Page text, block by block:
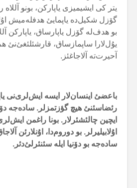
یتر کی ایشیمیزی یاپارکن، بونو
گۆزل شکیل‌دە یاپمایئ هدفلەمیش
بو هدف‌لە گۆزل یاپارساق، یاپارکن
یۇل‌لارا ساپمازساق، قارشئلئغئ‌نئ
آحیرت‌تە آلاجاغئز.
باعضئ اینسان‌لار ایسە ایش‌لری‌نی
رئضاسئنئ هیچ گؤزتمزلر. سادەجە
ایچین چالئشئرلار. بونا راغمن
اۇلابیلیرلر. بو دوروم‌دا، اۇنلارئن
سادەجە بو دۆنیا ایلە سئنئرلئ‌دئر.